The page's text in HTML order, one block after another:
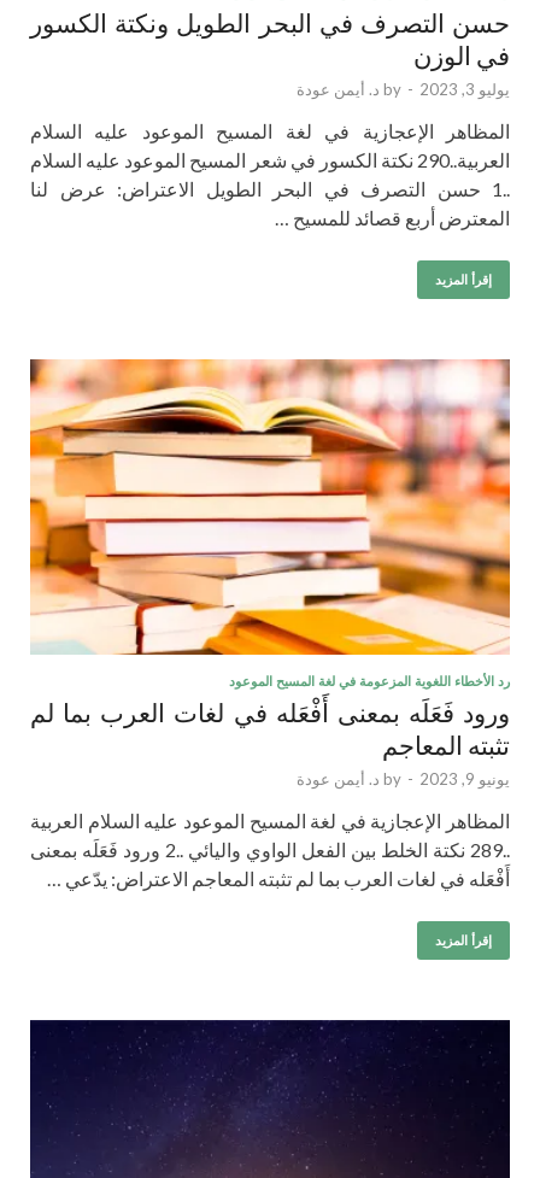
حسن التصرف في البحر الطويل ونكتة الكسور
في الوزن
يوليو 3, 2023 -
by د. أيمن عودة
المظاهر الإعجازية في لغة المسيح الموعود عليه السلام
العربية..290 نكتة الكسور في شعر المسيح الموعود عليه السلام
..1 حسن التصرف في البحر الطويل الاعتراض: عرض لنا
المعترض أربع قصائد للمسيح …
إقرأ المزيد
رد الأخطاء اللغوية المزعومة في لغة المسيح الموعود
ورود فَعَلَه بمعنى أَفْعَله في لغات العرب بما لم
تثبته المعاجم
يونيو 9, 2023 -
by د. أيمن عودة
المظاهر الإعجازية في لغة المسيح الموعود عليه السلام العربية
..289 نكتة الخلط بين الفعل الواوي واليائي ..2 ورود فَعَلَه بمعنى
أَفْعَله في لغات العرب بما لم تثبته المعاجم الاعتراض: يدّعي …
إقرأ المزيد